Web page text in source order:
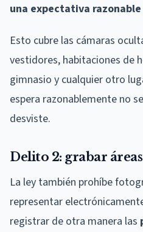
una expectativa
Esto cubre las cámaras
vestidores, habitaciones de
gimnasio y cualquier otro
espera razonablemente no
desviste.
Delito 2: grabar
La ley también prohíbe
representar
registrar de otra manera las